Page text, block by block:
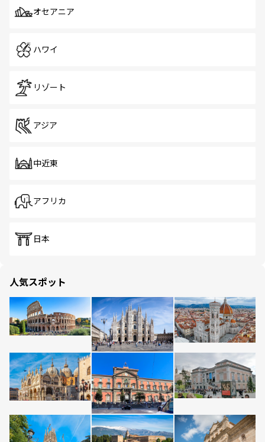
オセアニア
ハワイ
リゾート
アジア
中近東
アフリカ
日本
人気スポット